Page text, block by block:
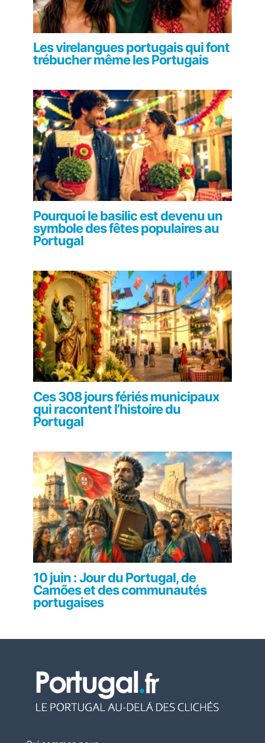
Les virelangues portugais qui font
trébucher même les Portugais
Pourquoi le basilic est devenu un
symbole des fêtes populaires au
Portugal
Ces 308 jours fériés municipaux
qui racontent l’histoire du
Portugal
10 juin : Jour du Portugal, de
Camões et des communautés
portugaises